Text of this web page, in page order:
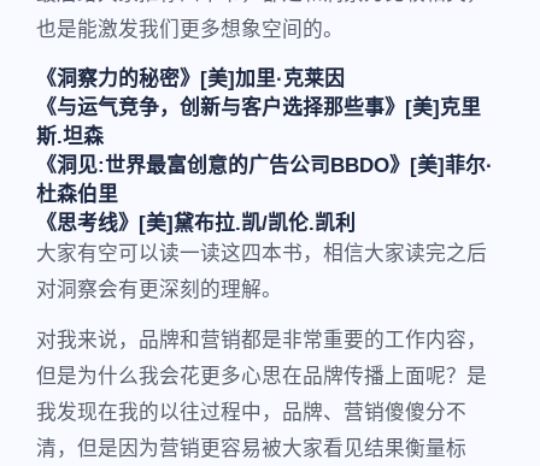
也是能激发我们更多想象空间的。
《洞察力的秘密》[美]加里·克莱因
《与运气竞争，创新与客户选择那些事》[美]克里
斯.坦森
《洞见:世界最富创意的广告公司BBDO》[美]菲尔·
杜森伯里
《思考线》[美]黛布拉.凯/凯伦.凯利
大家有空可以读一读这四本书，相信大家读完之后
对洞察会有更深刻的理解。
对我来说，品牌和营销都是非常重要的工作内容，
但是为什么我会花更多心思在品牌传播上面呢？是
我发现在我的以往过程中，品牌、营销傻傻分不
清，但是因为营销更容易被大家看见结果衡量标